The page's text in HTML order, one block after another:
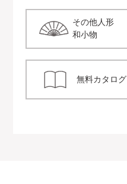
その他人形
和小物
無料カタログ